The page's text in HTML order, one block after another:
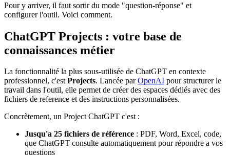
Pour y arriver, il faut sortir du mode "question-réponse" et
configurer l'outil. Voici comment.
ChatGPT Projects : votre base de
connaissances métier
La fonctionnalité la plus sous-utilisée de ChatGPT en contexte
professionnel, c'estProjects. Lancée parOpenAI pour structurer le
travail dans l'outil, elle permet de créer des espaces dédiés avec des
fichiers de reference et des instructions personnalisées.
Concrètement, un Project ChatGPT c'est :
Jusqu'a 25 fichiers de référence : PDF, Word, Excel, code,
que ChatGPT consulte automatiquement pour répondre a vos
questions